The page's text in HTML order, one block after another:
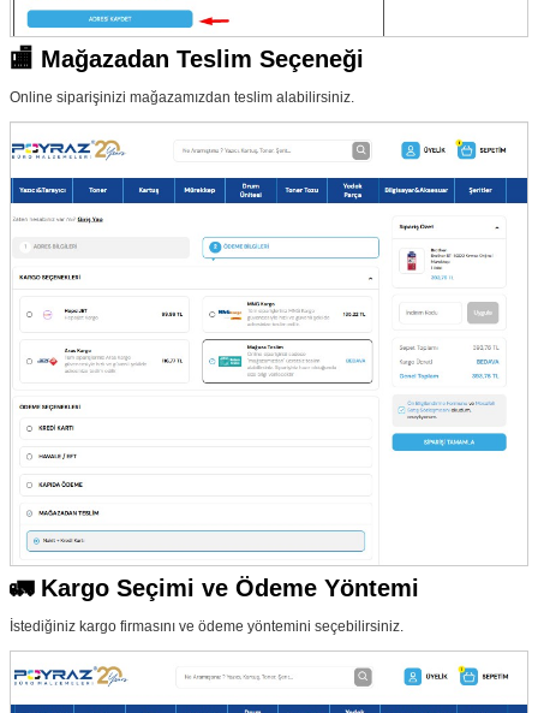
🏬 Mağazadan Teslim Seçeneği
Online siparişinizi mağazamızdan teslim alabilirsiniz.
🚛 Kargo Seçimi ve Ödeme Yöntemi
İstediğiniz kargo firmasını ve ödeme yöntemini seçebilirsiniz.